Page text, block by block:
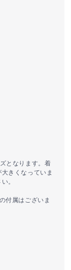
となります。着
きくなっていま
。
付属はございま